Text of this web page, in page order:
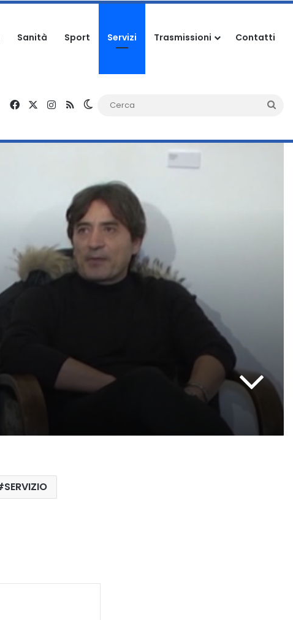
Sanità Sport Servizi Trasmissioni Contatti
FacebookInstagram
RSS Cambia aspetto
SERVIZIO